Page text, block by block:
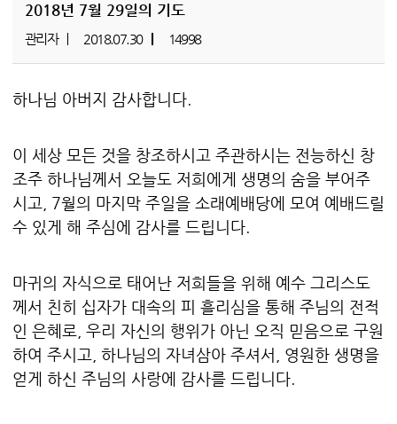
2018년 7월 29일의 기도
관리자 2018.07.30 14998
하나님 아버지 감사합니다.
이 세상 모든 것을 창조하시고 주관하시는 전능하신 창
조주 하나님께서 오늘도 저희에게 생명의 숨을 부어주
시고, 7월의 마지막 주일을 소래예배당에 모여 예배드릴
수 있게 해 주심에 감사를 드립니다.
마귀의 자식으로 태어난 저희들을 위해 예수 그리스도
께서 친히 십자가 대속의 피 흘리심을 통해 주님의 전적
인 은혜로, 우리 자신의 행위가 아닌 오직 믿음으로 구원
하여 주시고, 하나님의 자녀삼아 주셔서, 영원한 생명을
얻게 하신 주님의 사랑에 감사를 드립니다.